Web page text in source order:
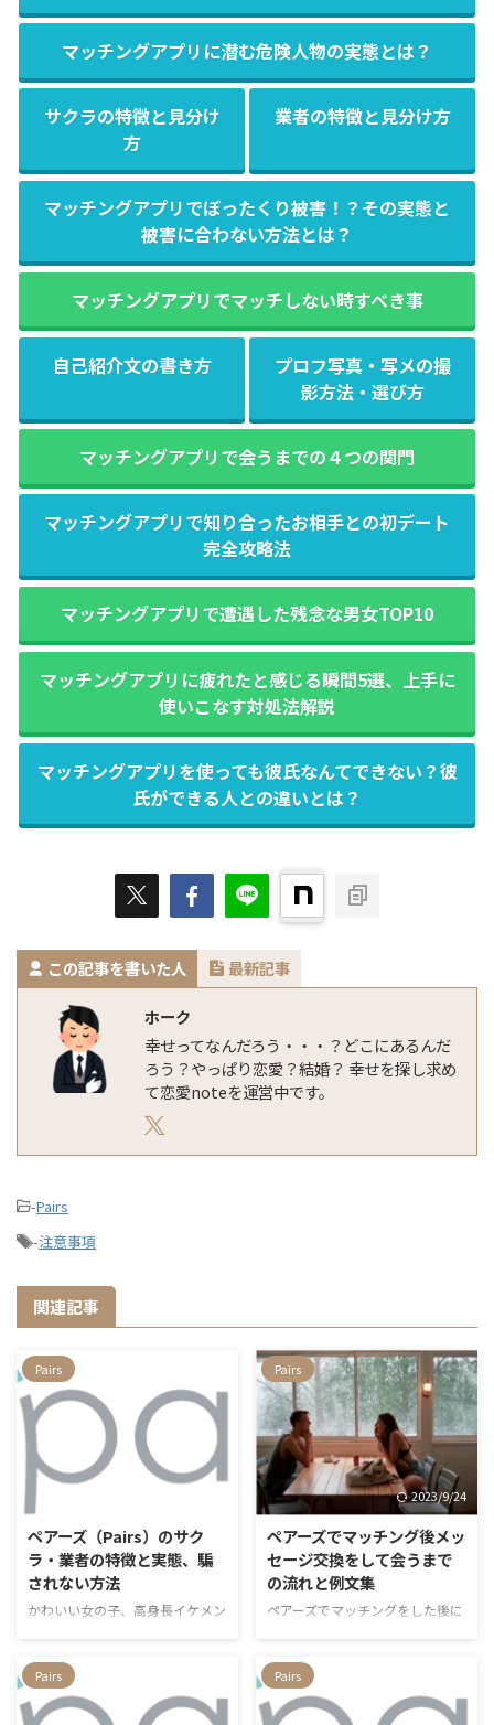
マッチングアプリに潜む危険人物の実態とは？
サクラの特徴と見分け
方
業者の特徴と見分け方
マッチングアプリでぼったくり被害！？その実態と
被害に合わない方法とは？
マッチングアプリでマッチしない時すべき事
自己紹介文の書き方
プロフ写真・写メの撮
影方法・選び方
マッチングアプリで会うまでの４つの関門
マッチングアプリで知り合ったお相手との初デート
完全攻略法
マッチングアプリで遭遇した残念な男女TOP10
マッチングアプリに疲れたと感じる瞬間5選、上手に
使いこなす対処法解説
マッチングアプリを使っても彼氏なんてできない？彼
氏ができる人との違いとは？
この記事を書いた人 最新記事
ホーク
幸せってなんだろう・・・？どこにあるんだ
ろう？やっぱり恋愛？結婚？ 幸せを探し求め
て恋愛noteを運営中です。
-Pairs
-注意事項
関連記事
Pairs
ペアーズ（Pairs）のサク
ラ・業者の特徴と実態、騙
されない方法
かわいい女の子、高身長イケメン
に出会い系アプリでしょ！？ そ
んなもので異性と出会えるとか信
じられない、騙されそうで怖い。
Pairs
2023/9/24
ペアーズでマッチング後メッ
セージ交換をして会うまで
の流れと例文集
ペアーズでマッチングをした後に
そんなお悩みを持つあなたへ、マ
ッチング後にメッセージ交換をし
て会うまでの流れを私の実体験や
Pairs Pairs